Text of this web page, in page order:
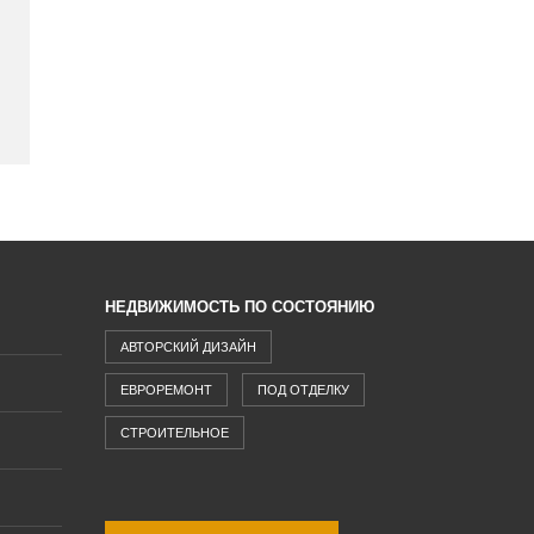
НЕДВИЖИМОСТЬ ПО СОСТОЯНИЮ
АВТОРСКИЙ ДИЗАЙН
ЕВРОРЕМОНТ ПОД ОТДЕЛКУ
СТРОИТЕЛЬНОЕ